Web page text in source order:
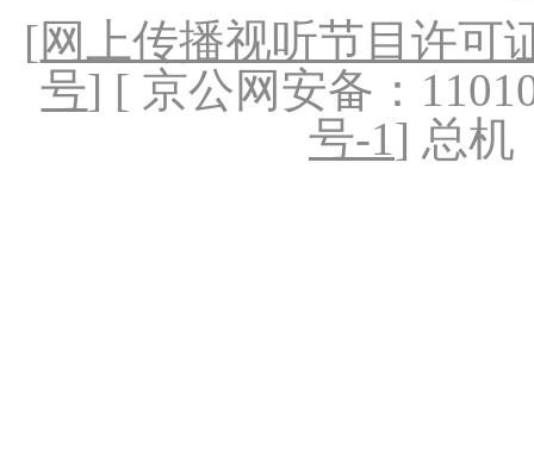
[网上传播视听节目许可
号] [ 京公网安备：
号-1] 总机